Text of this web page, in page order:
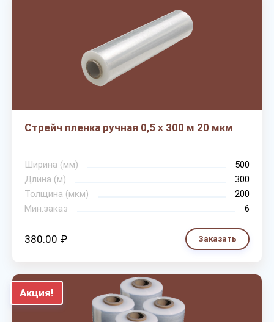
Стрейч пленка ручная 0,5 х 300 м 20 мкм
Ширина (мм)
500
Длина (м)
300
Толщина (мкм)
200
Мин.заказ
6
380.00 ₽ Заказать
Акция!